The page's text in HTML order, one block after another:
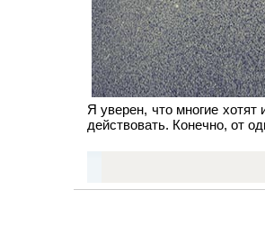
Я уверен, что многие
действовать. Конечно, от